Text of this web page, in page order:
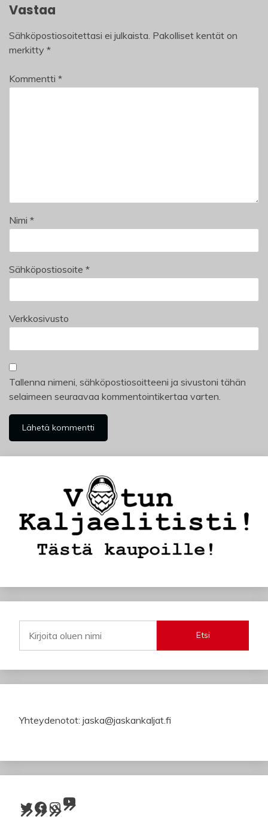
Vastaa
Sähköpostiosoitettasi ei julkaista. Pakolliset kentät on
merkitty *
Kommentti *
Nimi *
Sähköpostiosoite *
Verkkosivusto
Tallenna nimeni, sähköpostiosoitteeni ja sivustoni tähän
selaimeen seuraavaa kommentointikertaa varten.
Etsi
Yhteydenotot: jaska@jaskankaljat.fi
Twitter Facebook InstagramYouTube